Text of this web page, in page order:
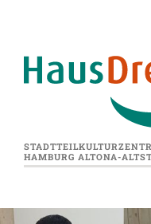
HAMBURG ALTONA-
Zeige